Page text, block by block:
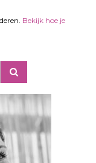
Bekijk hoe je